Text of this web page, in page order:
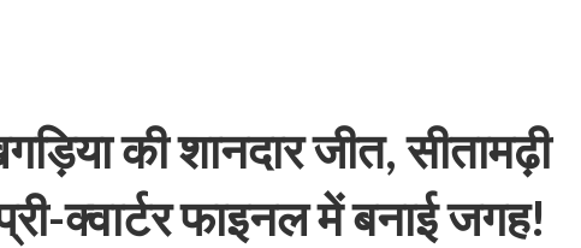
की शानदार जीत, सीतामढ़ी
क्वार्टर फाइनल में बनाई जगह!